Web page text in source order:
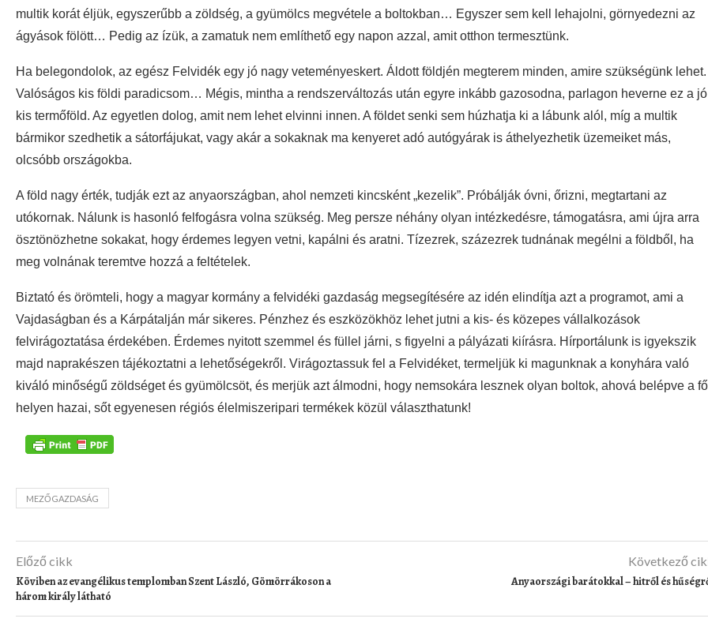
multik korát éljük, egyszerűbb a zöldség, a gyümölcs megvétele a boltokban… Egyszer sem kell lehajolni, görnyedezni az
ágyások fölött… Pedig az ízük, a zamatuk nem említhető egy napon azzal, amit otthon termesztünk.
Ha belegondolok, az egész Felvidék egy jó nagy veteményeskert. Áldott földjén megterem minden, amire szükségünk lehet.
Valóságos kis földi paradicsom… Mégis, mintha a rendszerváltozás után egyre inkább gazosodna, parlagon heverne ez a jó
kis termőföld. Az egyetlen dolog, amit nem lehet elvinni innen. A földet senki sem húzhatja ki a lábunk alól, míg a multik
bármikor szedhetik a sátorfájukat, vagy akár a sokaknak ma kenyeret adó autógyárak is áthelyezhetik üzemeiket más,
olcsóbb országokba.
A föld nagy érték, tudják ezt az anyaországban, ahol nemzeti kincsként „kezelik”. Próbálják óvni, őrizni, megtartani az
utókornak. Nálunk is hasonló felfogásra volna szükség. Meg persze néhány olyan intézkedésre, támogatásra, ami újra arra
ösztönözhetne sokakat, hogy érdemes legyen vetni, kapálni és aratni. Tízezrek, százezrek tudnának megélni a földből, ha
meg volnának teremtve hozzá a feltételek.
Biztató és örömteli, hogy a magyar kormány a felvidéki gazdaság megsegítésére az idén elindítja azt a programot, ami a
Vajdaságban és a Kárpátalján már sikeres. Pénzhez és eszközökhöz lehet jutni a kis- és közepes vállalkozások
felvirágoztatása érdekében. Érdemes nyitott szemmel és füllel járni, s figyelni a pályázati kiírásra. Hírportálunk is igyekszik
majd naprakészen tájékoztatni a lehetőségekről. Virágoztassuk fel a Felvidéket, termeljük ki magunknak a konyhára való
kiváló minőségű zöldséget és gyümölcsöt, és merjük azt álmodni, hogy nemsokára lesznek olyan boltok, ahová belépve a fő
helyen hazai, sőt egyenesen régiós élelmiszeripari termékek közül választhatunk!
MEZŐGAZDASÁG
Előző cikk
Köviben az evangélikus templomban Szent László, Gömörrákoson a
három király látható
Következő
Anyaországi barátokkal – hitről és